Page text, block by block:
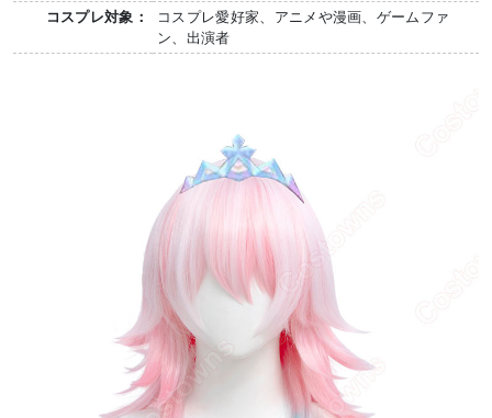
コスプレ対象：
コスプレ愛好家、アニメや漫画、ゲームファ
ン、出演者